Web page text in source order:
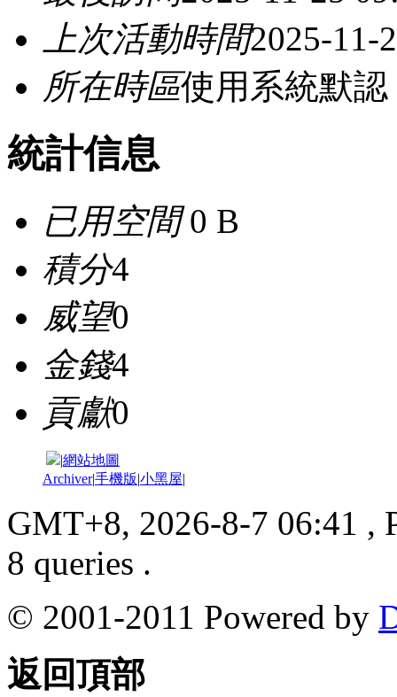
上次活動時間2025-11-
所在時區使用系統默認
統計信息
已用空間0 B
積分4
威望0
金錢4
貢獻0
|網站地圖
Archiver|手機版|小黑屋|
GMT+8, 2026-8-7 06:41 ,
8 queries .
© 2001-2011 Powered by
返回頂部